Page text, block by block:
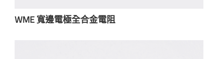
WME 寬邊電極全合金電阻